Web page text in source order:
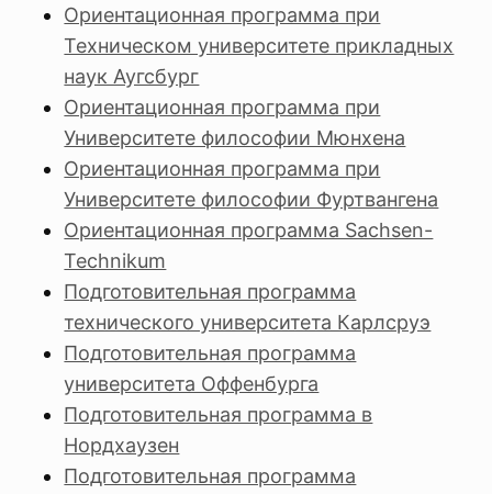
Ориентационная программа при
Техническом университете прикладных
наук Аугсбург
Ориентационная программа при
Университете философии Мюнхена
Ориентационная программа при
Университете философии Фуртвангена
Ориентационная программа Sachsen-
Technikum
Подготовительная программа
технического университета Карлсруэ
Подготовительная программа
университета Оффенбурга
Подготовительная программа в
Нордхаузен
Подготовительная программа